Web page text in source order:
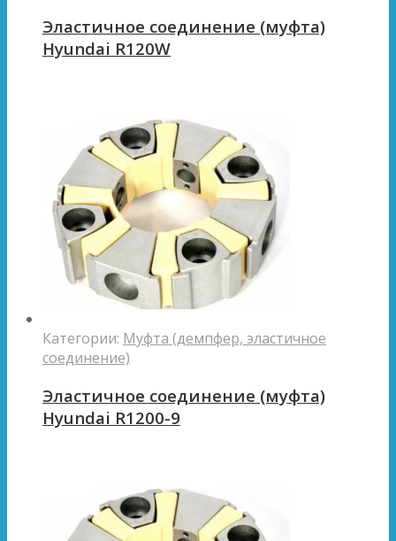
Эластичное соединение (муфта)
Hyundai R120W
Категории: Муфта (демпфер, эластичное
соединение)
Эластичное соединение (муфта)
Hyundai R1200-9